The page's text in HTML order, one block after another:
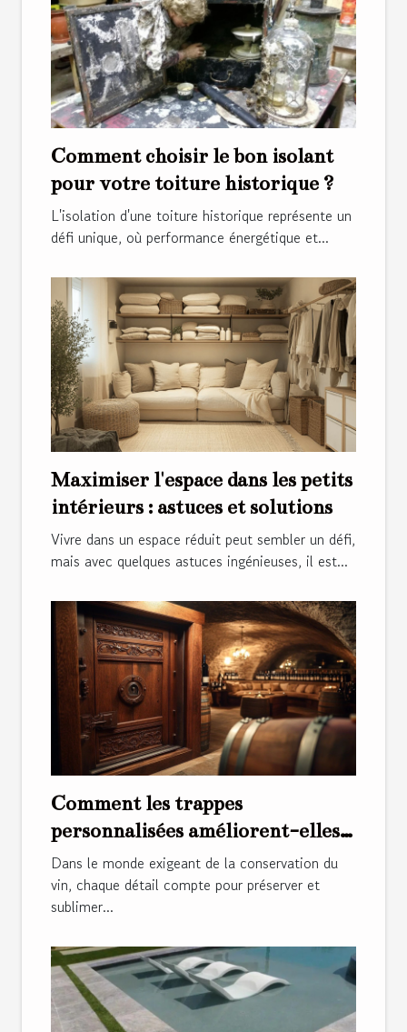
Comment choisir le bon isolant
pour votre toiture historique ?
L'isolation d'une toiture historique représente un
défi unique, où performance énergétique et...
Maximiser l'espace dans les petits
intérieurs : astuces et solutions
Vivre dans un espace réduit peut sembler un défi,
mais avec quelques astuces ingénieuses, il est...
Comment les trappes
personnalisées améliorent-elles
l'esthétique et la sécurité des
caves à vin ?
Dans le monde exigeant de la conservation du
vin, chaque détail compte pour préserver et
sublimer...